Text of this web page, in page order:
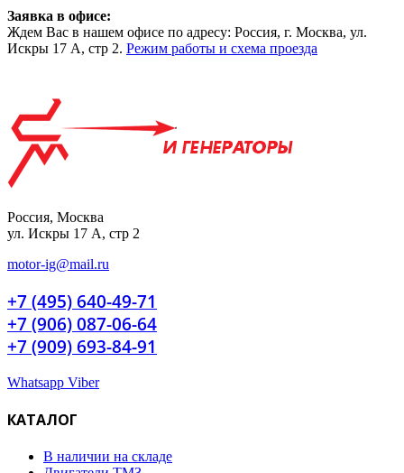
Заявка в офисе:
Ждем Вас в нашем офисе по адресу: Россия, г. Москва, ул.
Искры 17 А, стр 2. Режим работы и схема проезда
Россия, Москва
ул. Искры 17 А, стр 2
motor-ig@mail.ru
+7 (495) 640-49-71
+7 (906) 087-06-64
+7 (909) 693-84-91
Whatsapp Viber
КАТАЛОГ
В наличии на складе